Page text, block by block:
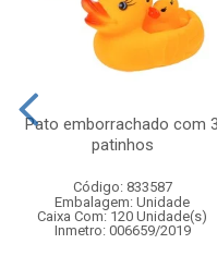
Pato emborrachado com 3
patinhos
Código: 833587
Embalagem: Unidade
Caixa Com: 120 Unidade(s)
Inmetro: 006659/2019